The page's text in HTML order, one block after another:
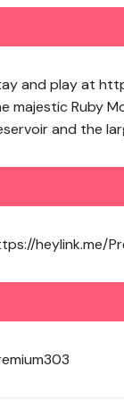
and play at
majestic Ruby
and the
heylink.me/